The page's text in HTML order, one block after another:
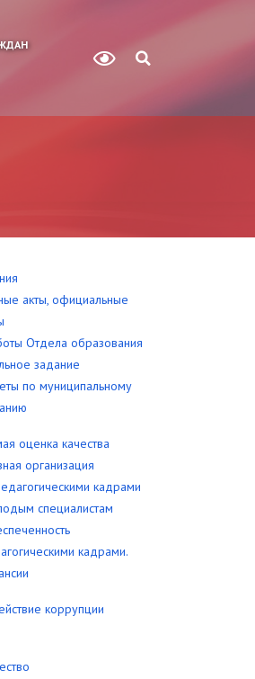
акты, официальные
Отдела образования
задание
по муниципальному
оценка качества
организация
кадрами
специалистам
кадрами.
коррупции